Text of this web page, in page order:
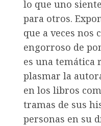
lo que uno
para otros.
que a veces nos
engorroso de
es una temática
plasmar la
en los libros
tramas de sus
personas en su